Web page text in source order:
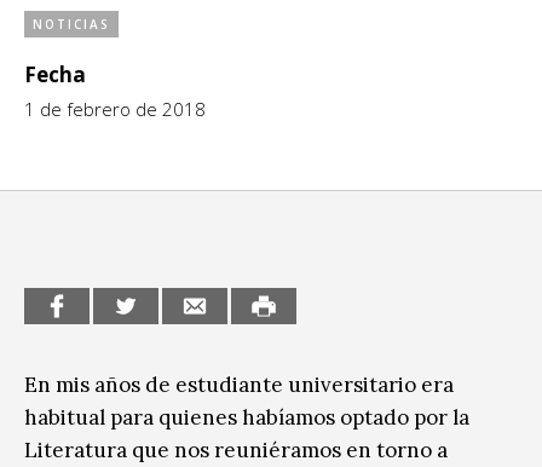
Sitios de interés
Escénicas
Formación
Letras
Patrimonio
NOTICIAS
Fecha
1 de febrero de 2018
En mis años de estudiante universitario era
habitual para quienes habíamos optado por la
Literatura que nos reuniéramos en torno a